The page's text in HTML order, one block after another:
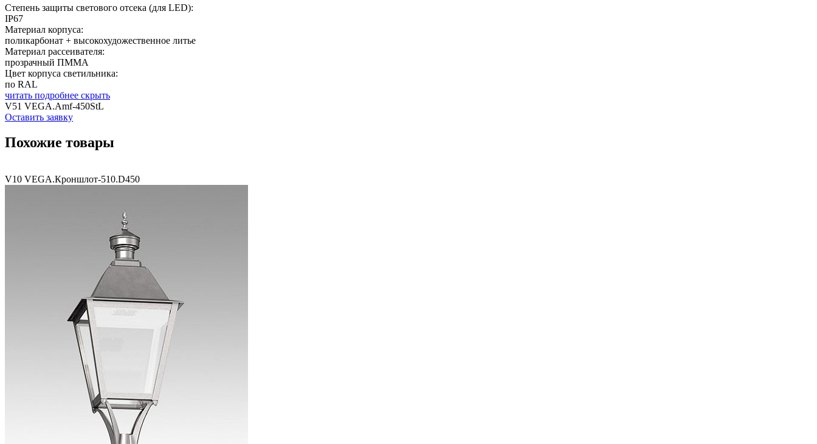
Степень защиты светового отсека (для LED):
IP67
Материал корпуса:
поликарбонат + высокохудожественное литье
Материал рассеивателя:
прозрачный ПММА
Цвет корпуса светильника:
по RAL
читать подробнее скрыть
V51 VEGA.Amf-450StL
Оставить заявку
Похожие товары
V10 VEGA.Кроншлот-510.D450